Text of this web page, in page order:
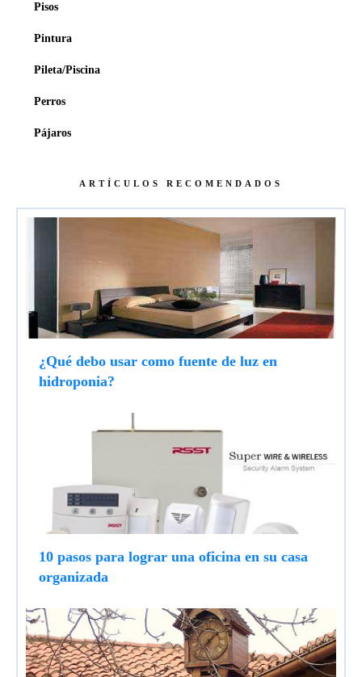
Pisos
Pintura
Pileta/Piscina
Perros
Pájaros
ARTÍCULOS RECOMENDADOS
¿Qué debo usar como fuente de luz en
hidroponia?
10 pasos para lograr una oficina en su casa
organizada